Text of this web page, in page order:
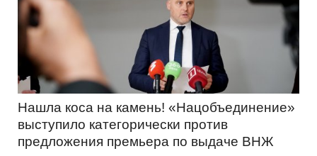
Нашла коса на камень! «Нацобъединение»
выступило категорически против
предложения премьера по выдаче ВНЖ